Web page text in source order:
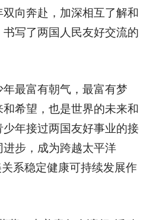
向奔赴，加深相互了解和
写了两国人民友好交流的
最富有朝气，最富有梦
希望，也是世界的未来和
年接过两国友好事业的接
步，成为跨越太平洋
系稳定健康可持续发展作